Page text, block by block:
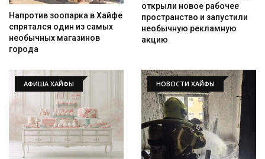
Напротив зоопарка в Хайфе
спрятался один из самых
необычных магазинов
города
открыли новое рабочее
пространство и запустили
необычную рекламную
акцию
АФИША ХАЙФЫ НОВОСТИ ХАЙФЫ